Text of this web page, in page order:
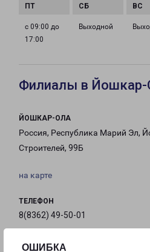
ОШИБКА
с 09:00 до
17:00
Выходной
Филиалы в Йошкар-
ЙОШКАР-ОЛА
Россия, Республика Марий Эл,
Строителей, 99Б
на карте
ТЕЛЕФОН
8(8362) 49-50-01